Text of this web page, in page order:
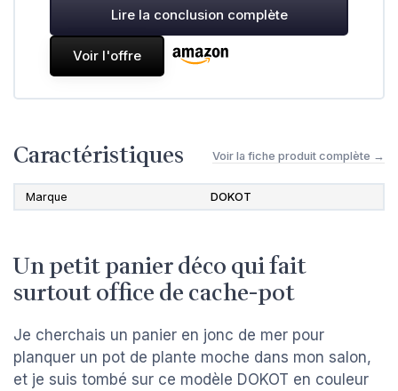
Lire la conclusion complète
Voir l'offre
Caractéristiques Voir la fiche produit complète →
Marque DOKOT
Un petit panier déco qui fait
surtout office de cache-pot
Je cherchais un panier en jonc de mer pour
planquer un pot de plante moche dans mon salon,
et je suis tombé sur ce modèle DOKOT en couleur